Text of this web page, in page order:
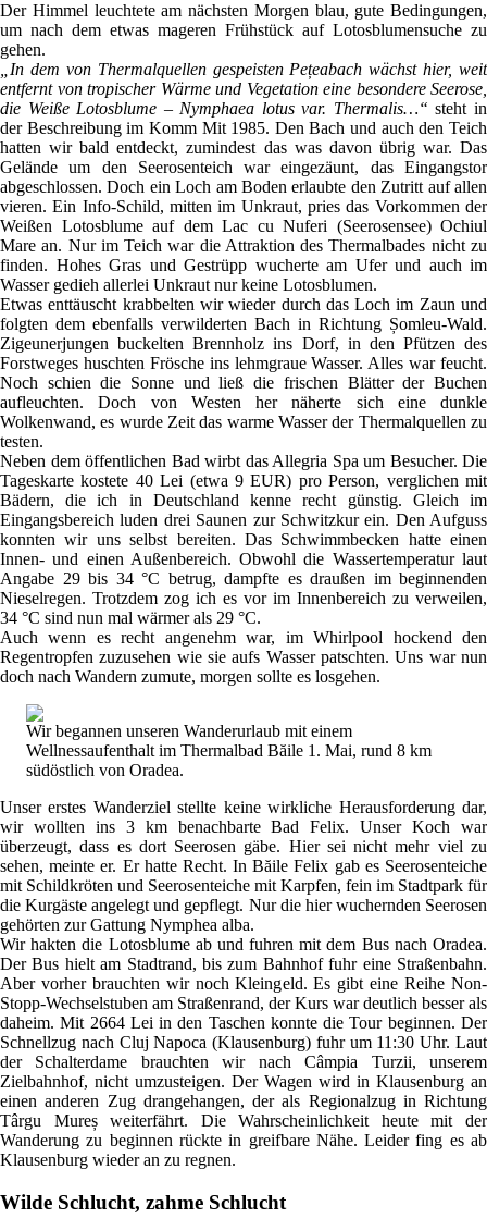
Der Himmel leuchtete am nächsten Morgen blau, gute Bedingungen,
um nach dem etwas mageren Frühstück auf Lotosblumensuche zu
gehen.
„In dem von Thermalquellen gespeisten Pețeabach wächst hier, weit
entfernt von tropischer Wärme und Vegetation eine besondere Seerose,
die Weiße Lotosblume – Nymphaea lotus var. Thermalis…“ steht in
der Beschreibung im Komm Mit 1985. Den Bach und auch den Teich
hatten wir bald entdeckt, zumindest das was davon übrig war. Das
Gelände um den Seerosenteich war eingezäunt, das Eingangstor
abgeschlossen. Doch ein Loch am Boden erlaubte den Zutritt auf allen
vieren. Ein Info-Schild, mitten im Unkraut, pries das Vorkommen der
Weißen Lotosblume auf dem Lac cu Nuferi (Seerosensee) Ochiul
Mare an. Nur im Teich war die Attraktion des Thermalbades nicht zu
finden. Hohes Gras und Gestrüpp wucherte am Ufer und auch im
Wasser gedieh allerlei Unkraut nur keine Lotosblumen.
Etwas enttäuscht krabbelten wir wieder durch das Loch im Zaun und
folgten dem ebenfalls verwilderten Bach in Richtung Șomleu-Wald.
Zigeunerjungen buckelten Brennholz ins Dorf, in den Pfützen des
Forstweges huschten Frösche ins lehmgraue Wasser. Alles war feucht.
Noch schien die Sonne und ließ die frischen Blätter der Buchen
aufleuchten. Doch von Westen her näherte sich eine dunkle
Wolkenwand, es wurde Zeit das warme Wasser der Thermalquellen zu
testen.
Neben dem öffentlichen Bad wirbt das Allegria Spa um Besucher. Die
Tageskarte kostete 40 Lei (etwa 9 EUR) pro Person, verglichen mit
Bädern, die ich in Deutschland kenne recht günstig. Gleich im
Eingangsbereich luden drei Saunen zur Schwitzkur ein. Den Aufguss
konnten wir uns selbst bereiten. Das Schwimmbecken hatte einen
Innen- und einen Außenbereich. Obwohl die Wassertemperatur laut
Angabe 29 bis 34 °C betrug, dampfte es draußen im beginnenden
Nieselregen. Trotzdem zog ich es vor im Innenbereich zu verweilen,
34 °C sind nun mal wärmer als 29 °C.
Auch wenn es recht angenehm war, im Whirlpool hockend den
Regentropfen zuzusehen wie sie aufs Wasser patschten. Uns war nun
doch nach Wandern zumute, morgen sollte es losgehen.
Wir begannen unseren Wanderurlaub mit einem
Wellnessaufenthalt im Thermalbad Băile 1. Mai, rund 8 km
südöstlich von Oradea.
Unser erstes Wanderziel stellte keine wirkliche Herausforderung dar,
wir wollten ins 3 km benachbarte Bad Felix. Unser Koch war
überzeugt, dass es dort Seerosen gäbe. Hier sei nicht mehr viel zu
sehen, meinte er. Er hatte Recht. In Băile Felix gab es Seerosenteiche
mit Schildkröten und Seerosenteiche mit Karpfen, fein im Stadtpark für
die Kurgäste angelegt und gepflegt. Nur die hier wuchernden Seerosen
gehörten zur Gattung Nymphea alba.
Wir hakten die Lotosblume ab und fuhren mit dem Bus nach Oradea.
Der Bus hielt am Stadtrand, bis zum Bahnhof fuhr eine Straßenbahn.
Aber vorher brauchten wir noch Kleingeld. Es gibt eine Reihe Non-
Stopp-Wechselstuben am Straßenrand, der Kurs war deutlich besser als
daheim. Mit 2664 Lei in den Taschen konnte die Tour beginnen. Der
Schnellzug nach Cluj Napoca (Klausenburg) fuhr um 11:30 Uhr. Laut
der Schalterdame brauchten wir nach Câmpia Turzii, unserem
Zielbahnhof, nicht umzusteigen. Der Wagen wird in Klausenburg an
einen anderen Zug drangehangen, der als Regionalzug in Richtung
Târgu Mureș weiterfährt. Die Wahrscheinlichkeit heute mit der
Wanderung zu beginnen rückte in greifbare Nähe. Leider fing es ab
Klausenburg wieder an zu regnen.
Wilde Schlucht, zahme Schlucht